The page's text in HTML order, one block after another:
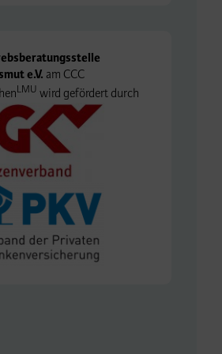
e.V. am CCC
LMU wird gefördert durch